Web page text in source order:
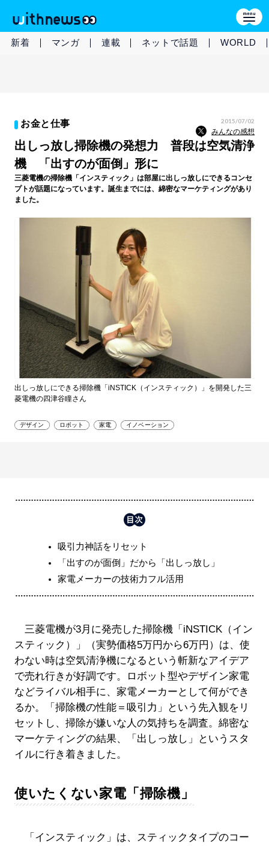
新着 マンガ 連載 ネットで話題 WORLD
お金と仕事 2015/07/02
みんなの感想
出しっ放し掃除機の発想力 普段は空気清浄
機 「出すのが面倒」形に
三菱電機の掃除機「インスティック」は部屋に出しっ放しにできるコンセ
プトが話題になっています。誕生までには、綿密なマーケティングがあり
ました。
出しっ放しにできる掃除機「iNSTICK（インスティック）」を開発した三
菱電機の四津谷瞳さん
デザイン ロボット 家電 イノベーション
吸引力神話をリセット
「出すのが面倒」だから「出しっ放し」
家電メーカーの技術力フル活用
三菱電機が3月に発売した掃除機「iNSTICK（イン
スティック）」（実勢価格5万円から6万円）は、使
わない時は空気清浄機になるという斬新なアイデア
で売れ行きが好調です。ロボット型やデザイン家電
などライバル相手に、家電メーカーとして何ができ
るか。「掃除機の性能＝吸引力」という先入観をリ
セットし、掃除が嫌いな人の気持ちを調査。綿密な
マーケティングの結果、「出しっ放し」というスタ
イルに行き着きました。
使いたくない家電「掃除機」
「インスティック」は、スティックタイプのコー